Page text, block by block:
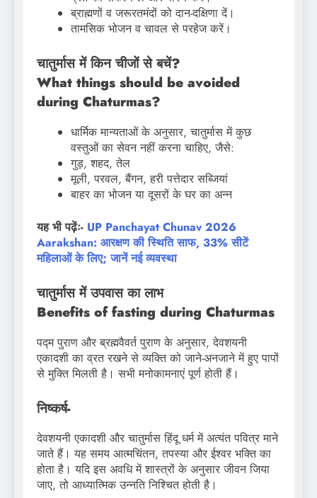
ब्राह्मणों व जरूरतमंदों को दान-दक्षिणा दें।
तामसिक भोजन व चावल से परहेज करें।
चातुर्मास में किन चीजों से बचें?
What things should be avoided
during Chaturmas?
धार्मिक मान्यताओं के अनुसार, चातुर्मास में कुछ
वस्तुओं का सेवन नहीं करना चाहिए, जैसे:
गुड़, शहद, तेल
मूली, परवल, बैंगन, हरी पत्तेदार सब्जियां
बाहर का भोजन या दूसरों के घर का अन्न
यह भी पढ़ेंः- UP Panchayat Chunav 2026
Aarakshan: आरक्षण की स्थिति साफ, 33% सीटें
महिलाओं के लिए; जानें नई व्यवस्था
चातुर्मास में उपवास का लाभ
Benefits of fasting during Chaturmas
पद्म पुराण और ब्रह्मवैवर्त पुराण के अनुसार, देवशयनी
एकादशी का व्रत रखने से व्यक्ति को जाने-अनजाने में हुए पापों
से मुक्ति मिलती है। सभी मनोकामनाएं पूर्ण होती हैं।
निष्कर्ष-
देवशयनी एकादशी और चातुर्मास हिंदू धर्म में अत्यंत पवित्र माने
जाते हैं। यह समय आत्मचिंतन, तपस्या और ईश्वर भक्ति का
होता है। यदि इस अवधि में शास्त्रों के अनुसार जीवन जिया
जाए, तो आध्यात्मिक उन्नति निश्चित होती है।